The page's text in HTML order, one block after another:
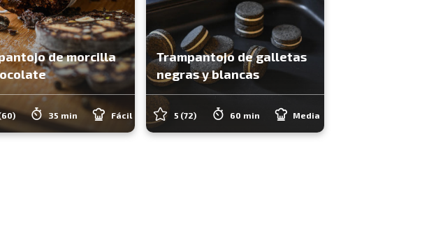
de morcilla
35 min Fácil
Trampantojo de galletas
negras y blancas
5 (72) 60 min Media